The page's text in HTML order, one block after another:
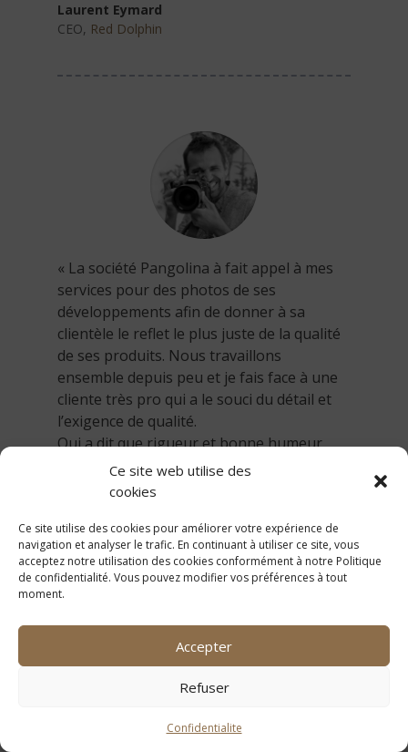
Ce site web utilise des
cookies
Ce site utilise des cookies pour améliorer votre expérience de
navigation et analyser le trafic. En continuant à utiliser ce site, vous
acceptez notre utilisation des cookies conformément à notre Politique
de confidentialité. Vous pouvez modifier vos préférences à tout
moment.
Accepter
Refuser
Confidentialite
Laurent Eymard
CEO, Red Dolphin
« La société Pangolina à fait appel à mes
services pour des photos de ses
développements afin de donner à sa
clientèle le reflet le plus juste de la qualité
de ses produits. Nous travaillons
ensemble depuis peu et je fais face à une
cliente très pro qui a le souci du détail et
l’exigence de qualité.
Qui a dit que rigueur et bonne humeur
n’étaient pas compatibles? »
Manawee Photography